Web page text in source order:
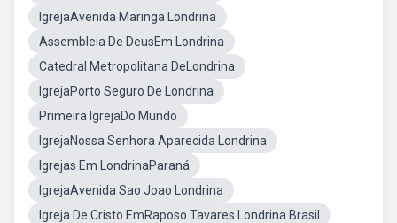
IgrejaAvenida Maringa Londrina
Assembleia De DeusEm Londrina
Catedral Metropolitana DeLondrina
IgrejaPorto Seguro De Londrina
Primeira IgrejaDo Mundo
IgrejaNossa Senhora Aparecida Londrina
Igrejas Em LondrinaParaná
IgrejaAvenida Sao Joao Londrina
Igreja De Cristo EmRaposo Tavares Londrina Brasil